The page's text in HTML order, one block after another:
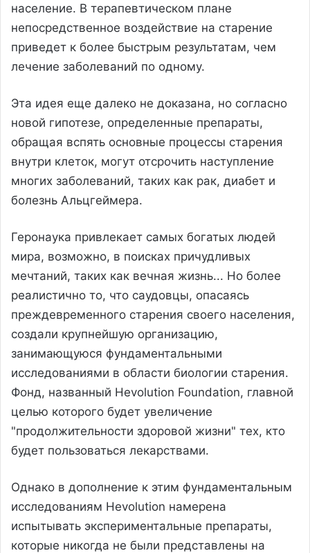
население. В терапевтическом плане
непосредственное воздействие на старение
приведет к более быстрым результатам, чем
лечение заболеваний по одному.
Эта идея еще далеко не доказана, но согласно
новой гипотезе, определенные препараты,
обращая вспять основные процессы старения
внутри клеток, могут отсрочить наступление
многих заболеваний, таких как рак, диабет и
болезнь Альцгеймера.
Геронаука привлекает самых богатых людей
мира, возможно, в поисках причудливых
мечтаний, таких как вечная жизнь... Но более
реалистично то, что саудовцы, опасаясь
преждевременного старения своего населения,
создали крупнейшую организацию,
занимающуюся фундаментальными
исследованиями в области биологии старения.
Фонд, названный Hevolution Foundation, главной
целью которого будет увеличение
"продолжительности здоровой жизни" тех, кто
будет пользоваться лекарствами.
Однако в дополнение к этим фундаментальным
исследованиям Hevolution намерена
испытывать экспериментальные препараты,
которые никогда не были представлены на